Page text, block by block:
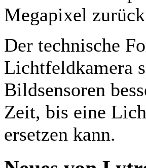
Megapixel
Der technische
Lichtfeldkamera
Bildsensoren
Zeit, bis eine
ersetzen kann.